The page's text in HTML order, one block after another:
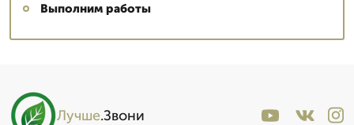
Выполним работы
Лучше.Звони